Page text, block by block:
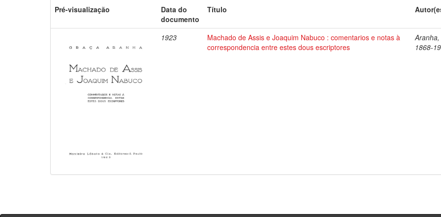
Pré-visualização
Data do
documento
Título
1923
Machado de Assis e Joaquim Nabuco : comentarios e notas à
correspondencia entre estes dous escriptores
1868-